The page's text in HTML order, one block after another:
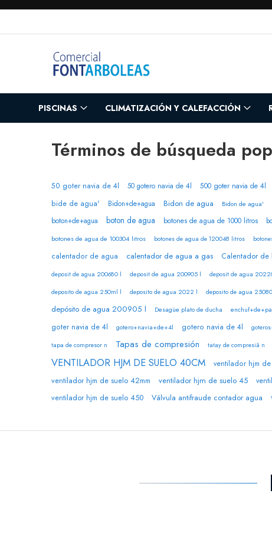
PISCINAS CLIMATIZACIÓN Y CALEFACCIÓN
Términos de búsqueda
50 goter navia de 4l 50 gotero navia de 4l 500 goter navia de 4l
bide de agua' Bidon+de+agua Bidon de agua Bidon de agua'
boton+de+agua boton de agua botones de agua de 1000 litros
botones de agua de 100304 litros
botones de agua de 120048 litros
calentador de agua calentador de agua a gas Calentador de
deposit de agua 200680 l
deposit de agua 200905 l deposit de agua
deposito de agua 250ml l
deposito de agua 2022 l deposito de agua
depósito de agua 200905 l
Desagüe plato de ducha
goter navia de 4l gotero+navia+de+4l gotero navia de 4l
tapa de compresor n Tapas de compresión tatay de compresiã n
VENTILADOR HJM DE SUELO 40CM ventilador hjm
ventilador hjm de suelo 42mm ventilador hjm de suelo 45
ventilador hjm de suelo 450
Válvula antifraude contador agua